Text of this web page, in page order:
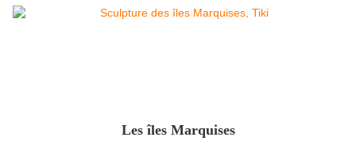
Les îles Marquises